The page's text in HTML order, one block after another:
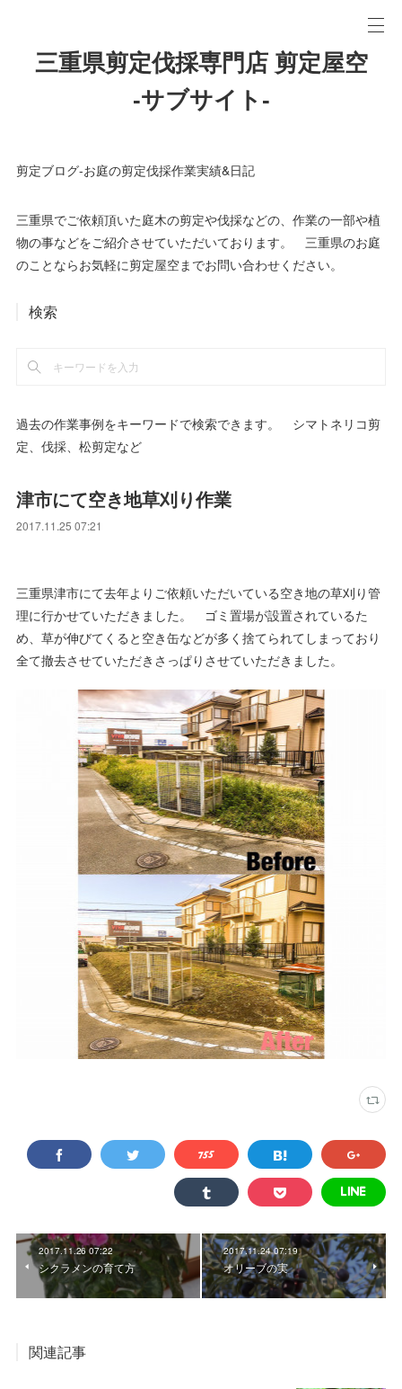
三重県剪定伐採専門店 剪定屋空
-サブサイト-
剪定ブログ-お庭の剪定伐採作業実績&日記
三重県でご依頼頂いた庭木の剪定や伐採などの、作業の一部や植
物の事などをご紹介させていただいております。 三重県のお庭
のことならお気軽に剪定屋空までお問い合わせください。
検索
過去の作業事例をキーワードで検索できます。 シマトネリコ剪
定、伐採、松剪定など
津市にて空き地草刈り作業
2017.11.25 07:21
三重県津市にて去年よりご依頼いただいている空き地の草刈り管
理に行かせていただきました。 ゴミ置場が設置されているた
め、草が伸びてくると空き缶などが多く捨てられてしまっており
全て撤去させていただきさっぱりさせていただきました。
2017.11.26 07:22
シクラメンの育て方
2017.11.24 07:19
オリーブの実
関連記事